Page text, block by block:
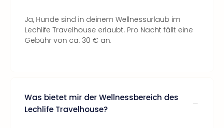
Ja, Hunde sind in deinem Wellnessurlaub im
Lechlife Travelhouse erlaubt. Pro Nacht fällt eine
Gebühr von ca. 30 € an.
Was bietet mir der Wellnessbereich des
Lechlife Travelhouse?